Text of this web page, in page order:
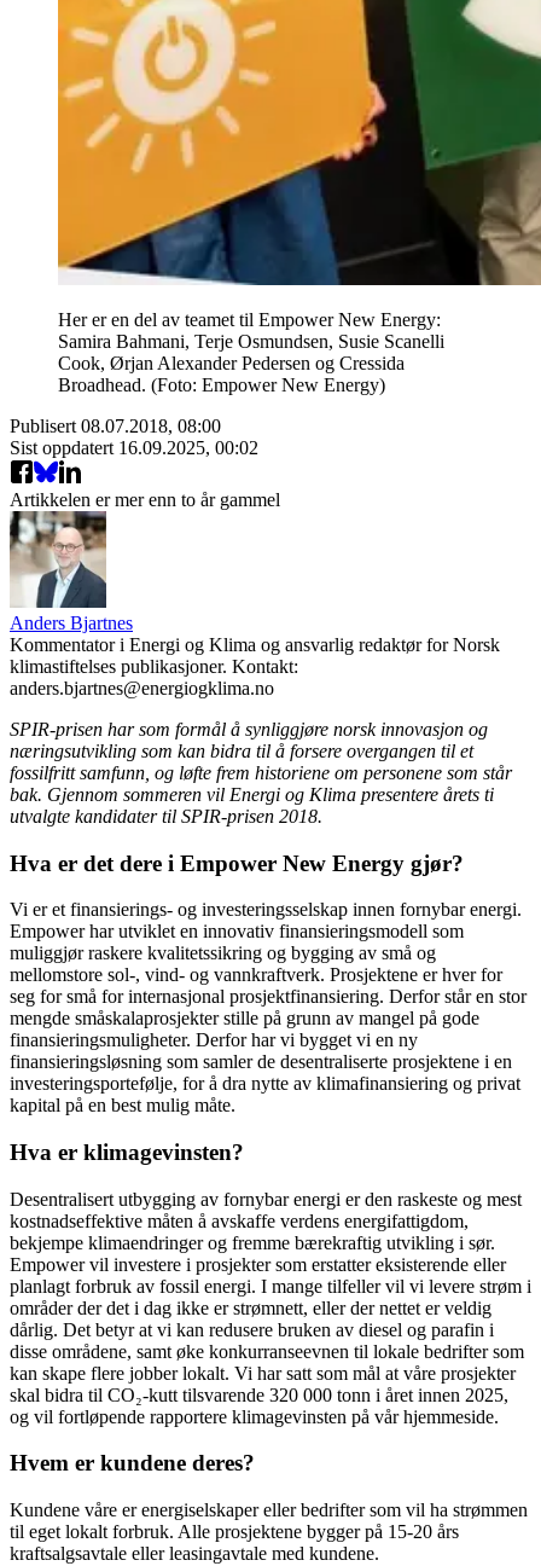
Her er en del av teamet til Empower New Energy:
Samira Bahmani, Terje Osmundsen, Susie Scanelli
Cook, Ørjan Alexander Pedersen og Cressida
Broadhead. (Foto: Empower New Energy)
Publisert 08.07.2018, 08:00
Sist oppdatert 16.09.2025, 00:02
Artikkelen er mer enn to år gammel
Anders Bjartnes
Kommentator i Energi og Klima og ansvarlig redaktør for Norsk
klimastiftelses publikasjoner. Kontakt:
anders.bjartnes@energiogklima.no
SPIR-prisen har som formål å synliggjøre norsk innovasjon og
næringsutvikling som kan bidra til å forsere overgangen til et
fossilfritt samfunn, og løfte frem historiene om personene som står
bak. Gjennom sommeren vil Energi og Klima presentere årets ti
utvalgte kandidater til SPIR-prisen 2018.
Hva er det dere i Empower New Energy gjør?
Vi er et finansierings- og investeringsselskap innen fornybar energi.
Empower har utviklet en innovativ finansieringsmodell som
muliggjør raskere kvalitetssikring og bygging av små og
mellomstore sol-, vind- og vannkraftverk. Prosjektene er hver for
seg for små for internasjonal prosjektfinansiering. Derfor står en stor
mengde småskalaprosjekter stille på grunn av mangel på gode
finansieringsmuligheter. Derfor har vi bygget vi en ny
finansieringsløsning som samler de desentraliserte prosjektene i en
investeringsportefølje, for å dra nytte av klimafinansiering og privat
kapital på en best mulig måte.
Hva er klimagevinsten?
Desentralisert utbygging av fornybar energi er den raskeste og mest
kostnadseffektive måten å avskaffe verdens energifattigdom,
bekjempe klimaendringer og fremme bærekraftig utvikling i sør.
Empower vil investere i prosjekter som erstatter eksisterende eller
planlagt forbruk av fossil energi. I mange tilfeller vil vi levere strøm i
områder der det i dag ikke er strømnett, eller der nettet er veldig
dårlig. Det betyr at vi kan redusere bruken av diesel og parafin i
disse områdene, samt øke konkurranseevnen til lokale bedrifter som
kan skape flere jobber lokalt. Vi har satt som mål at våre prosjekter
skal bidra til CO₂-kutt tilsvarende 320 000 tonn i året innen 2025,
og vil fortløpende rapportere klimagevinsten på vår hjemmeside.
Hvem er kundene deres?
Kundene våre er energiselskaper eller bedrifter som vil ha strømmen
til eget lokalt forbruk. Alle prosjektene bygger på 15-20 års
kraftsalgsavtale eller leasingavtale med kundene.